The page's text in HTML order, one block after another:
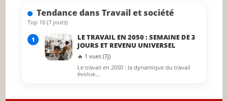
Tendance dans Travail et société
Top 10 (7 jours)
1
LE TRAVAIL EN 2050 : SEMAINE DE 3
JOURS ET REVENU UNIVERSEL
🔥 1 vues (7j)
Le travail en 2050 : la dynamique du travail
évolue…